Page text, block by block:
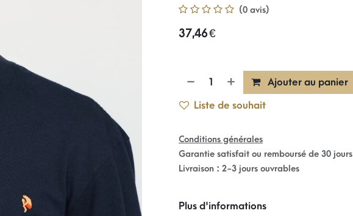
(0 avis)
37,46€
Ajouter au panier
Liste de souhait
Conditions générales
Garantie satisfait ou remboursé de 30 jours
Livraison : 2-3 jours ouvrables
Plus d'informations